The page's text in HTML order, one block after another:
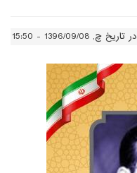
در تاریخ چ, 1396/09/08 - 15:50